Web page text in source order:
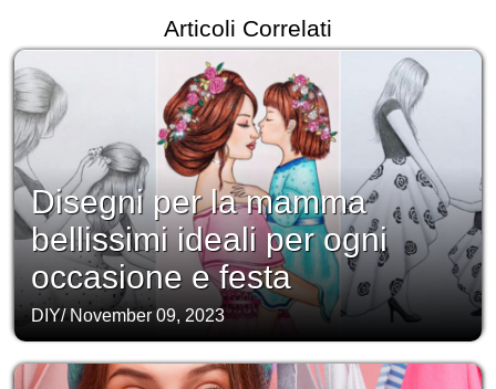
Articoli Correlati
Disegni per la mamma
bellissimi ideali per ogni
occasione e festa
DIY/ November 09, 2023